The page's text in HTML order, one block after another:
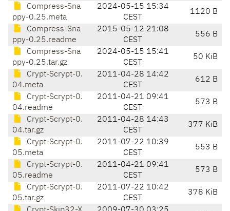
Compress-Sna
ppy-0.25.meta
2024-05-15 15:34
CEST
1120 B
Compress-Sna
ppy-0.25.readme
2015-05-12 21:08
CEST
556 B
Compress-Sna
ppy-0.25.tar.gz
2024-05-15 15:41
CEST
50 KiB
Crypt-Scrypt-0.
04.meta
2011-04-28 14:42
CEST
612 B
Crypt-Scrypt-0.
04.readme
2011-04-21 09:41
CEST
573 B
Crypt-Scrypt-0.
04.tar.gz
2011-04-28 14:43
CEST
377 KiB
Crypt-Scrypt-0.
05.meta
2011-07-22 10:39
CEST
553 B
Crypt-Scrypt-0.
05.readme
2011-04-21 09:41
CEST
573 B
Crypt-Scrypt-0.
05.tar.gz
2011-07-22 10:42
CEST
378 KiB